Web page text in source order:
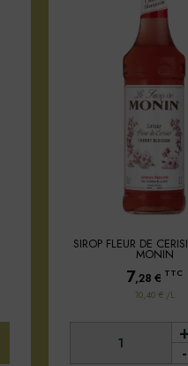
SIROP FLEUR DE
MONIN
7,28 € TTC
10,40 € /L
-